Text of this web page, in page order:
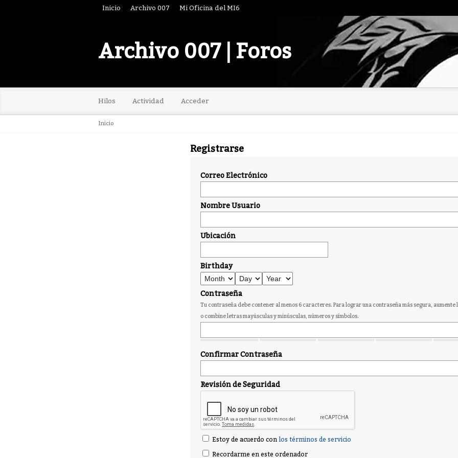
Inicio Archivo 007 Mi Oficina del MI6
Archivo 007 | Foros
Hilos Actividad Acceder
Inicio
Registrarse
Correo Electrónico
Nombre Usuario
Ubicación
Birthday
Contraseña
Tu contraseña debe contener al menos 6 caracteres. Para lograr una contraseña más segura, aumente
o combine letras mayúsculas y minúsculas, números y símbolos.
Confirmar Contraseña
Revisión de Seguridad
Estoy de acuerdo con los términos de servicio
Recordarme en este ordenador